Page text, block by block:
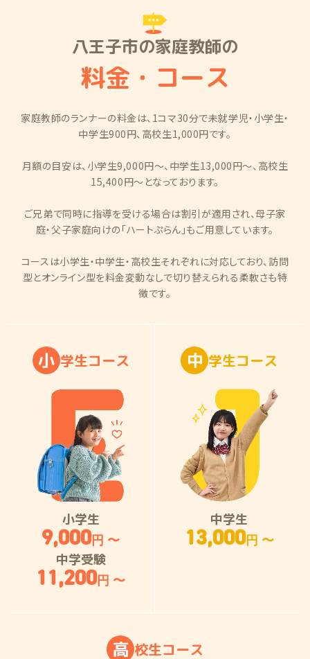
八王子市の家庭教師の
料金・コース
家庭教師のランナーの料金は、1コマ30分で未就学児・小学生・
中学生900円、高校生1,000円です。
月額の目安は、小学生9,000円〜、中学生13,000円〜、高校生
15,400円〜となっております。
ご兄弟で同時に指導を受ける場合は割引が適用され、母子家
庭・父子家庭向けの「ハートぷらん」もご用意しています。
コースは小学生・中学生・高校生それぞれに対応しており、訪問
型とオンライン型を料金変動なしで切り替えられる柔軟さも特
徴です。
小 学生コース
小学生
9,000円 〜
中学受験
11,200円 〜
中 学生コース
中学生
13,000円 〜
高 校生コース